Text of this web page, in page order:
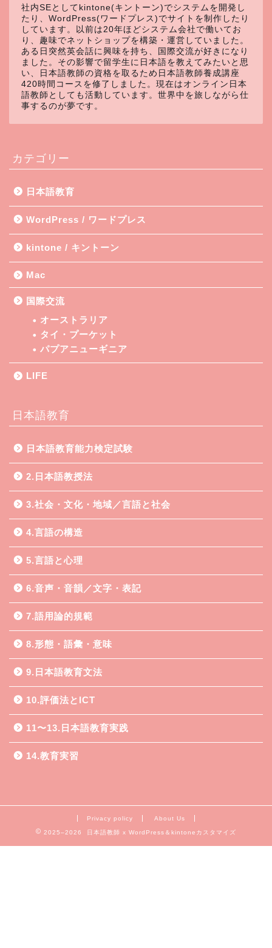
社内SEとしてkintone(キントーン)でシステムを開発し
たり、WordPress(ワードプレス)でサイトを制作したり
しています。以前は20年ほどシステム会社で働いてお
り、趣味でネットショップを構築・運営していました。
ある日突然英会話に興味を持ち、国際交流が好きになり
ました。その影響で留学生に日本語を教えてみたいと思
い、日本語教師の資格を取るため日本語教師養成講座
420時間コースを修了しました。現在はオンライン日本
語教師としても活動しています。世界中を旅しながら仕
事するのが夢です。
カテゴリー
日本語教育
WordPress / ワードプレス
kintone / キントーン
Mac
国際交流
オーストラリア
タイ・プーケット
パプアニューギニア
LIFE
日本語教育
日本語教育能力検定試験
2.日本語教授法
3.社会・文化・地域／言語と社会
4.言語の構造
5.言語と心理
6.音声・音韻／文字・表記
7.語用論的規範
8.形態・語彙・意味
9.日本語教育文法
10.評価法とICT
11〜13.日本語教育実践
14.教育実習
Privacy policy About Us
2025–2026 日本語教師 x WordPress＆kintoneカスタマイズ